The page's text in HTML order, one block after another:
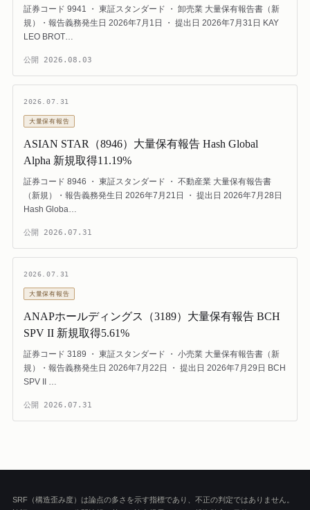
証券コード 9941 ・ 東証スタンダード ・ 卸売業 大量保有報告書（新
規）・報告義務発生日 2026年7月1日 ・ 提出日 2026年7月31日 KAY
LEO BROT…
公開 2026.08.03
2026.07.31
大量保有報告
ASIAN STAR（8946）大量保有報告 Hash Global
Alpha 新規取得11.19%
証券コード 8946 ・ 東証スタンダード ・ 不動産業 大量保有報告書
（新規）・報告義務発生日 2026年7月21日 ・ 提出日 2026年7月28日
Hash Globa…
公開 2026.07.31
2026.07.31
大量保有報告
ANAPホールディングス（3189）大量保有報告 BCH
SPV II 新規取得5.61%
証券コード 3189 ・ 東証スタンダード ・ 小売業 大量保有報告書（新
規）・報告義務発生日 2026年7月22日 ・ 提出日 2026年7月29日 BCH
SPV II …
公開 2026.07.31
SRF（構造歪み度）は論点の多さを示す指標であり、不正の判定ではありません。